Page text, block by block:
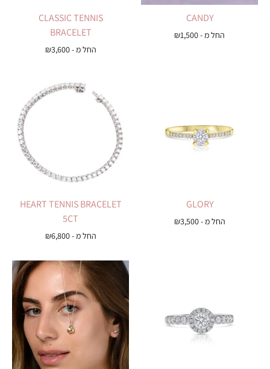
CANDY
החל מ - ₪1,500
CLASSIC TENNIS
BRACELET
החל מ - ₪3,600
GLORY
החל מ - ₪3,500
HEART TENNIS BRACELET
5CT
החל מ - ₪6,800